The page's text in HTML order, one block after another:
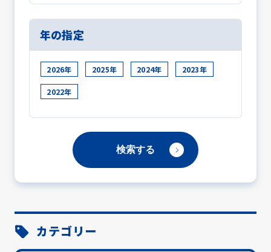
年の指定
2026年 2025年 2024年 2023年
2022年
カテゴリー